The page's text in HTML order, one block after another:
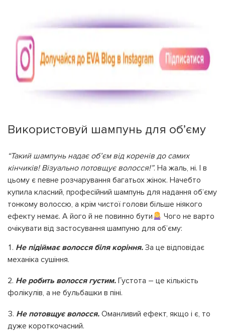
Використовуй шампунь для об’єму
“Такий шампунь надає об’єм від коренів до самих
кінчиків! Візуально потовщує волосся!”. На жаль, ні. І в
цьому є певне розчарування багатьох жінок. Начебто
купила класний, професійний шампунь для надання об’єму
тонкому волоссю, а крім чистої голови більше ніякого
ефекту немає. А його й не повинно бути
Чого не варто
очікувати від застосування шампуню для об’єму:
Не підіймає волосся біля коріння. За це відповідає
механіка сушіння.
Не робить волосся густим. Густота – це кількість
фолікулів, а не бульбашки в піні.
Не потовщує волосся. Оманливий ефект, якщо і є, то
дуже короткочасний.